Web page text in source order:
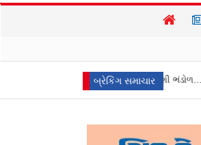
બ્રેકિંગ સમાચાર
જવાબ, કહ્યું વિદેશી ભંડોળ… “રાજકારણમાં